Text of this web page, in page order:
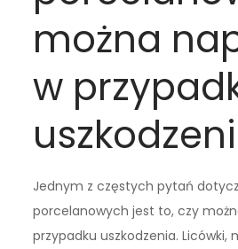
można
w
Jednym z częstych pytań
porcelanowych jest to, czy
przypadku uszkodzenia. Licówki,